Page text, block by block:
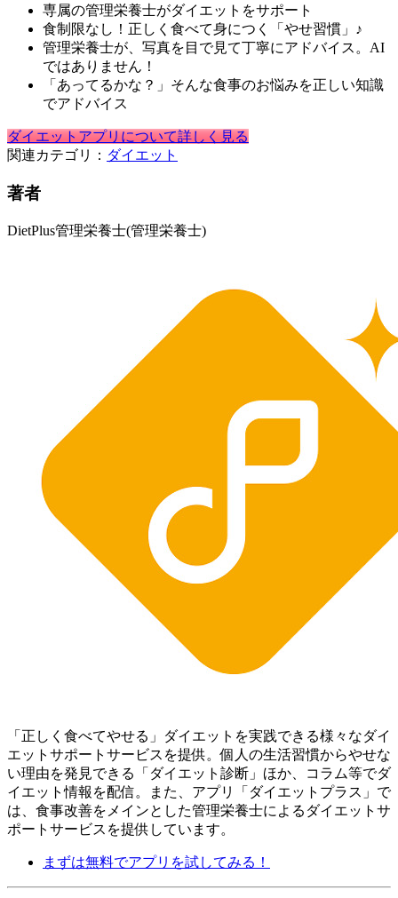
専属の管理栄養士がダイエットをサポート
食制限なし！正しく食べて身につく「やせ習慣」♪
管理栄養士が、写真を目で見て丁寧にアドバイス。AI
ではありません！
「あってるかな？」そんな食事のお悩みを正しい知識
でアドバイス
ダイエットアプリについて詳しく見る
関連カテゴリ： ダイエット
著者
DietPlus管理栄養士(管理栄養士)
「正しく食べてやせる」ダイエットを実践できる様々なダイ
エットサポートサービスを提供。個人の生活習慣からやせな
い理由を発見できる「ダイエット診断」ほか、コラム等でダ
イエット情報を配信。 また、アプリ「ダイエットプラス」で
は、食事改善をメインとした管理栄養士によるダイエットサ
ポートサービスを提供しています。
まずは無料でアプリを試してみる！